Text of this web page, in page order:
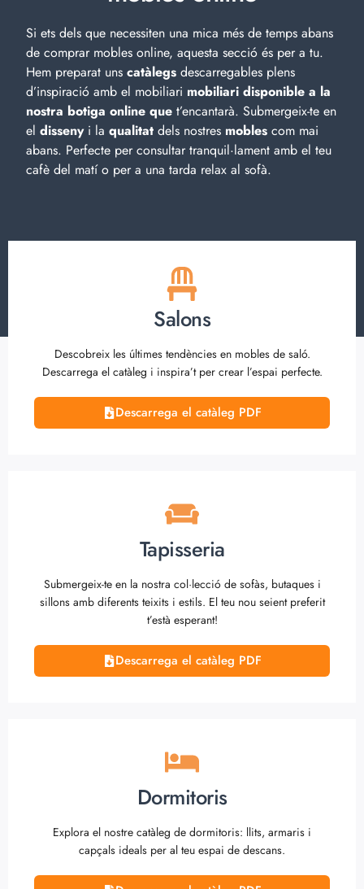
Si ets dels que necessiten una mica més de temps abans
de comprar mobles online, aquesta secció és per a tu.
Hem preparat uns catàlegs descarregables plens
d’inspiració amb el mobiliari mobiliari disponible a la
nostra botiga online que t’encantarà. Submergeix-te en
el dissenyi la qualitat dels nostres mobles com mai
abans. Perfecte per consultar tranquil·lament amb el teu
cafè del matí o per a una tarda relax al sofà.
Salons
Descobreix les últimes tendències en mobles de saló.
Descarrega el catàleg i inspira’t per crear l’espai perfecte.
Descarrega el catàleg PDF
Tapisseria
Submergeix-te en la nostra col·lecció de sofàs, butaques i
sillons amb diferents teixits i estils. El teu nou seient preferit
t’està esperant!
Descarrega el catàleg PDF
Dormitoris
Explora el nostre catàleg de dormitoris: llits, armaris i
capçals ideals per al teu espai de descans.